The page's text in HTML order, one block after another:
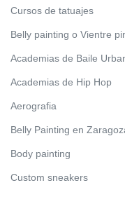
Cursos de tatuajes
Belly painting o Vientre
Academias de Baile
Academias de Hip Hop
Aerografia
Belly Painting en
Body painting
Custom sneakers